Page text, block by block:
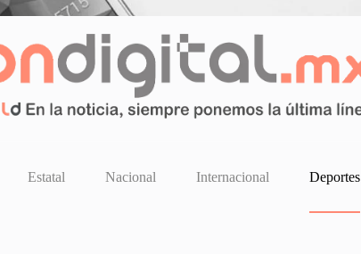
Estatal Nacional Internacional Deportes